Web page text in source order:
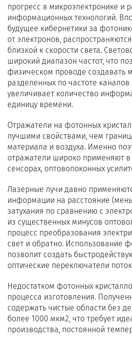
прогресс в микроэлектронике и
информационных технологий.
будущее кибернетики за
от электронов,
близкой к скорости света.
широкий диапазон частот, что
физическом проводе создавать
разделенных по частоте каналов
увеличивает количество
единицу времени.
Отражатели на фотонных
лучшими свойствами, чем
материала и воздуха. Именно
отражатели широко применяют в
сенсорах, оптоволоконных
Лазерные лучи давно
информации на расстояние
затухания по сравнению с
из существенных минусов
процесс преобразования
свет и обратно. Использование
позволит создать
оптические переключатели
Недостатком фотонных
процесса изготовления.
содержать чистые области без
более 1000 мкм2, что требует
производства, постоянной